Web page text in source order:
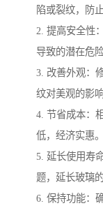
陷或裂纹，防
2. 提高安全性
导致的潜在危
3. 改善外观：
纹对美观的影响
4. 节省成本：
低，经济实惠。
5. 延长使用寿
题，延长玻璃
6. 保持功能：